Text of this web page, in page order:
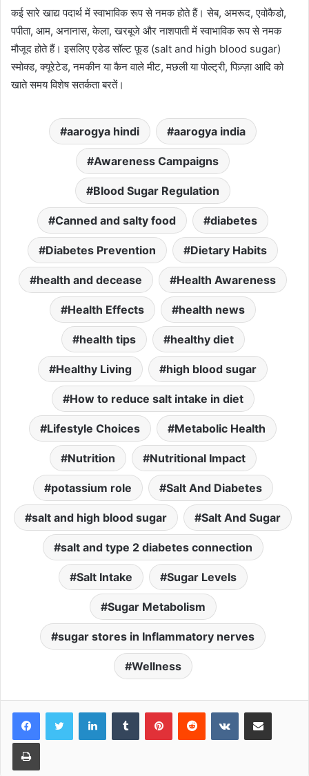
कई सारे खाद्य पदार्थ में स्वाभाविक रूप से नमक होते हैं। सेब, अमरूद, एवोकैडो,
पपीता, आम, अनानास, केला, खरबूजे और नाशपाती में स्वाभाविक रूप से नमक
मौजूद होते हैं। इसलिए एडेड सॉल्ट फ़ूड (salt and high blood sugar)
स्मोक्ड, क्यूरेटेड, नमकीन या कैन वाले मीट, मछली या पोल्ट्री, पिज़्ज़ा आदि को
खाते समय विशेष सतर्कता बरतें।
aarogya hindi aarogya india
Awareness Campaigns
Blood Sugar Regulation
Canned and salty food diabetes
Diabetes Prevention Dietary Habits
health and decease Health Awareness
Health Effects health news
health tips healthy diet
Healthy Living high blood sugar
How to reduce salt intake in diet
Lifestyle Choices Metabolic Health
Nutrition Nutritional Impact
potassium role Salt And Diabetes
salt and high blood sugar Salt And Sugar
salt and type 2 diabetes connection
Salt Intake Sugar Levels
Sugar Metabolism
sugar stores in Inflammatory nerves
Wellness
LinkedInTumblr PinterestReddit VKontakteShare via Email
Print